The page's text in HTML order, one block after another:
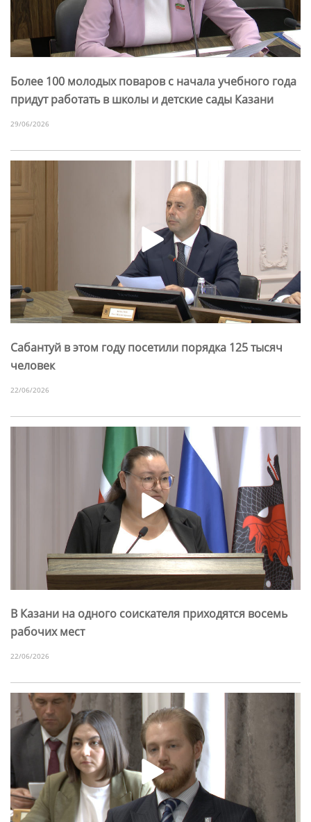
Более 100 молодых поваров с начала учебного года
придут работать в школы и детские сады Казани
29/06/2026
Сабантуй в этом году посетили порядка 125 тысяч
человек
22/06/2026
В Казани на одного соискателя приходятся восемь
рабочих мест
22/06/2026